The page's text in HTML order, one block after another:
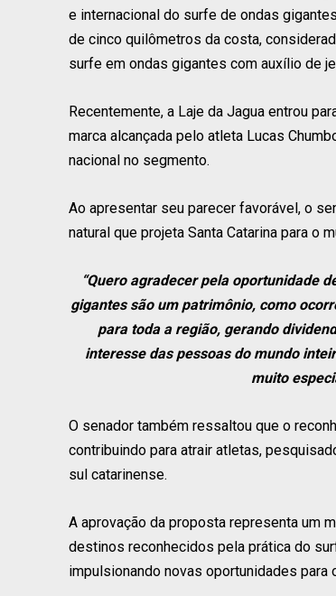
e internacional do surfe de ondas
de cinco quilômetros da costa,
surfe em ondas gigantes com auxílio de
Recentemente, a Laje da Jagua entrou
marca alcançada pelo atleta Lucas
nacional no segmento.
Ao apresentar seu parecer favorável, o
natural que projeta Santa Catarina para o
“Quero agradecer pela oportunidade
gigantes são um patrimônio, como
para toda a região, gerando
interesse das pessoas do mundo
muito
O senador também ressaltou que o
contribuindo para atrair atletas,
sul catarinense.
A aprovação da proposta representa um
destinos reconhecidos pela prática do
impulsionando novas oportunidades